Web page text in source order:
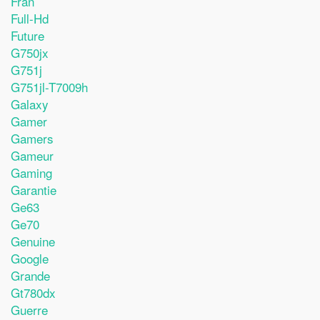
Full-Hd
Future
G750jx
G751j
G751jl-T7009h
Galaxy
Gamer
Gamers
Gameur
Gaming
Garantie
Ge63
Ge70
Genuine
Google
Grande
Gt780dx
Guerre